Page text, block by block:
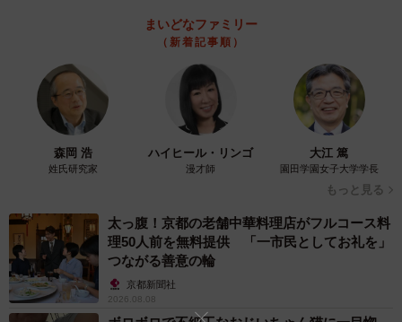
まいどなファミリー
（新着記事順）
森岡 浩
姓氏研究家
ハイヒール・リンゴ
漫才師
大江 篤
園田学園女子大学学長
もっと見る
太っ腹！京都の老舗中華料理店がフルコース料
理50人前を無料提供 「一市民としてお礼を」
つながる善意の輪
京都新聞社
2026.08.08